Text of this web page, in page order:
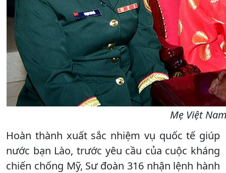
Mẹ Việt
Hoàn thành xuất sắc nhiệm vụ quốc tế giúp
nước bạn Lào, trước yêu cầu của cuộc kháng
chiến chống Mỹ, Sư đoàn 316 nhận lệnh hành